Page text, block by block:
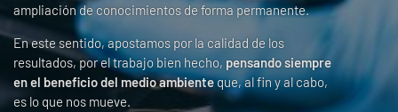
ampliación de conocimientos de forma permanente.
En este sentido, apostamos por la calidad de los
resultados, por el trabajo bien hecho, pensando siempre
en el beneficio del medio ambienteque, al fin y al cabo,
es lo que nos mueve.